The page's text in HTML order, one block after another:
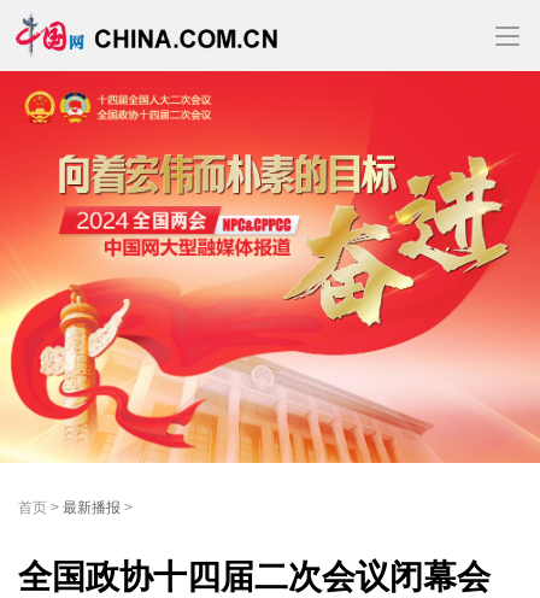
首页 > 最新播报 >
全国政协十四届二次会议闭幕会